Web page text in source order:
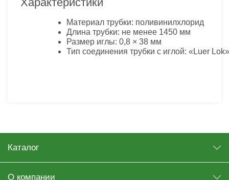
Материал трубки: поливинилхлорид
Длина трубки: не менее 1450 мм
Размер иглы: 0,8 × 38 мм
Тип соединения трубки с иглой: «Luer
Каталог
О компании